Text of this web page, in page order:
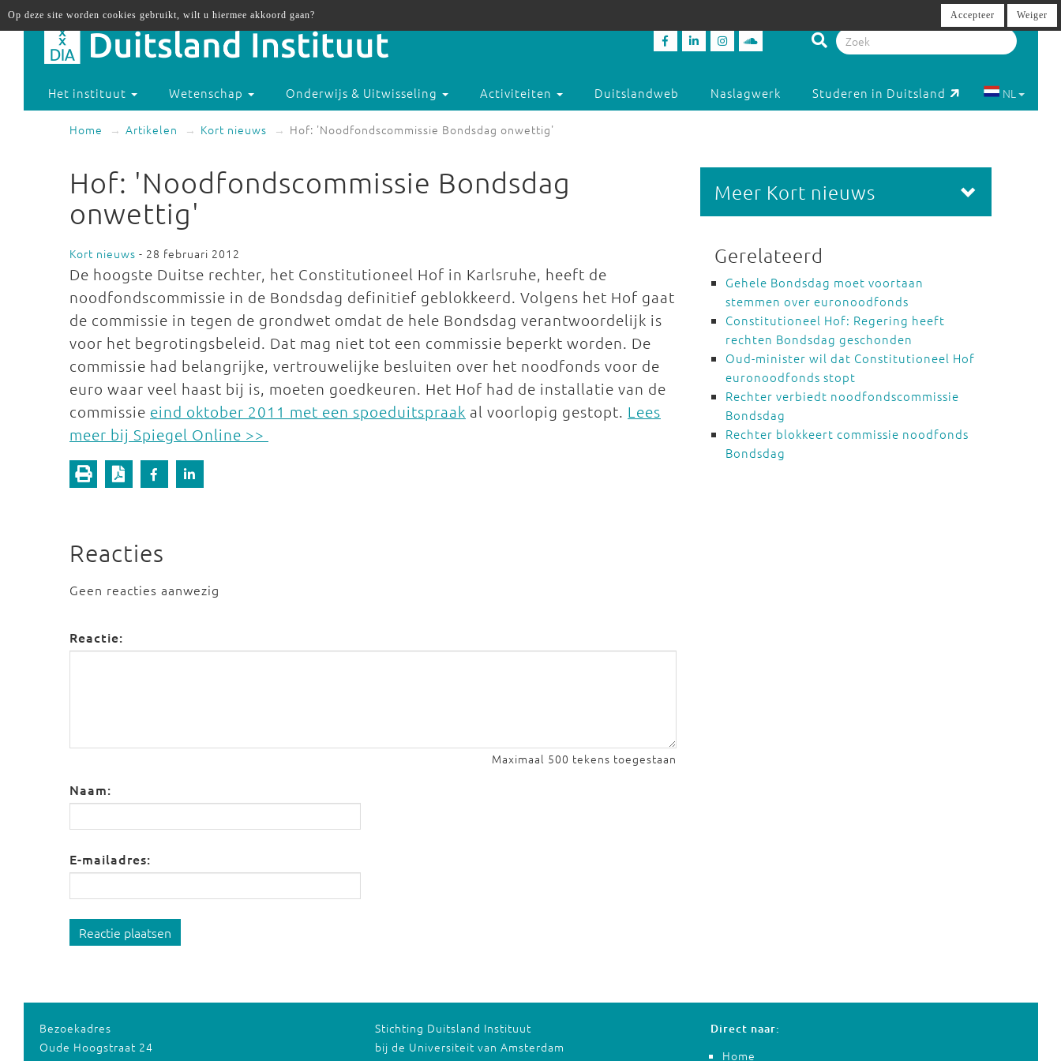
Het instituut Wetenschap Onderwijs & Uitwisseling Activiteiten Duitslandweb Naslagwerk Studeren in Duitsland NL
Home Artikelen Kort nieuws Hof: 'Noodfondscommissie Bondsdag onwettig'
Hof: 'Noodfondscommissie Bondsdag
onwettig'
Kort nieuws - 28 februari 2012
De hoogste Duitse rechter, het Constitutioneel Hof in Karlsruhe, heeft de
noodfondscommissie in de Bondsdag definitief geblokkeerd. Volgens het Hof gaat
de commissie in tegen de grondwet omdat de hele Bondsdag verantwoordelijk is
voor het begrotingsbeleid. Dat mag niet tot een commissie beperkt worden. De
commissie had belangrijke, vertrouwelijke besluiten over het noodfonds voor de
euro waar veel haast bij is, moeten goedkeuren. Het Hof had de installatie van de
commissie eind oktober 2011 met een spoeduitspraak al voorlopig gestopt. Lees
meer bij Spiegel Online >>
Reacties
Geen reacties aanwezig
Reactie:
Maximaal 500 tekens toegestaan
Naam:
E-mailadres:
Reactie plaatsen
Meer Kort nieuws
Gerelateerd
Gehele Bondsdag moet voortaan
stemmen over euronoodfonds
Constitutioneel Hof: Regering heeft
rechten Bondsdag geschonden
Oud-minister wil dat Constitutioneel Hof
euronoodfonds stopt
Rechter verbiedt noodfondscommissie
Bondsdag
Rechter blokkeert commissie noodfonds
Bondsdag
Bezoekadres
Oude Hoogstraat 24
Stichting Duitsland Instituut
bij de Universiteit van Amsterdam
Direct naar:
Home
Op deze site worden cookies gebruikt, wilt u hiermee akkoord gaan? Accepteer Weiger